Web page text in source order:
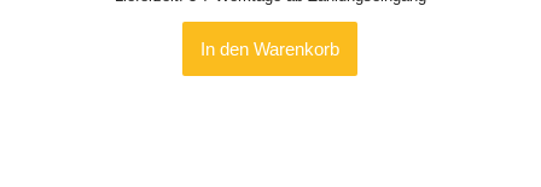
In den Warenkorb